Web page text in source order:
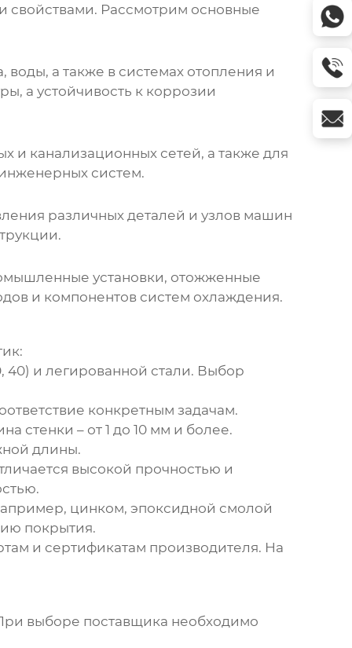
свойствами. Рассмотрим основные
а также в системах отопления и
а устойчивость к коррозии
и канализационных сетей, а также для
систем.
различных деталей и узлов машин
установки, отожженные
и компонентов систем охлаждения.
40) и легированной стали. Выбор
конкретным задачам.
стенки – от 1 до 10 мм и более.
длины.
высокой прочностью и
цинком, эпоксидной смолой
покрытия.
и сертификатам производителя. На
выборе поставщика необходимо